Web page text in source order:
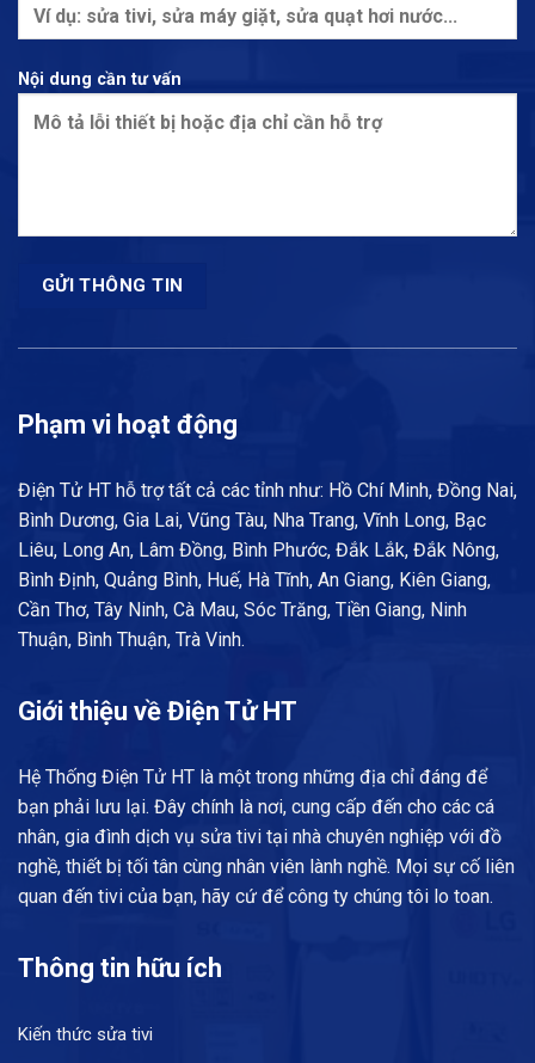
Nội dung cần tư vấn
Phạm vi hoạt động
Điện Tử HT hỗ trợ tất cả các tỉnh như: Hồ Chí Minh, Đồng Nai,
Bình Dương, Gia Lai, Vũng Tàu, Nha Trang, Vĩnh Long, Bạc
Liêu, Long An, Lâm Đồng, Bình Phước, Đắk Lắk, Đắk Nông,
Bình Định, Quảng Bình, Huế, Hà Tĩnh, An Giang, Kiên Giang,
Cần Thơ, Tây Ninh, Cà Mau, Sóc Trăng, Tiền Giang, Ninh
Thuận, Bình Thuận, Trà Vinh.
Giới thiệu về Điện Tử HT
Hệ Thống Điện Tử HT là một trong những địa chỉ đáng để
bạn phải lưu lại. Đây chính là nơi, cung cấp đến cho các cá
nhân, gia đình dịch vụ sửa tivi tại nhà chuyên nghiệp với đồ
nghề, thiết bị tối tân cùng nhân viên lành nghề. Mọi sự cố liên
quan đến tivi của bạn, hãy cứ để công ty chúng tôi lo toan.
Thông tin hữu ích
Kiến thức sửa tivi